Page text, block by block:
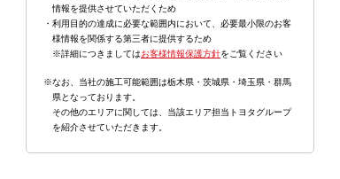
情報を提供させていただくため
・利用目的の達成に必要な範囲内において、必要最小限のお客
様情報を関係する第三者に提供するため
※詳細につきましてはお客様情報保護方針をご覧ください
※なお、当社の施工可能範囲は栃木県・茨城県・埼玉県・群馬
県となっております。
その他のエリアに関しては、当該エリア担当トヨタグループ
を紹介させていただきます。